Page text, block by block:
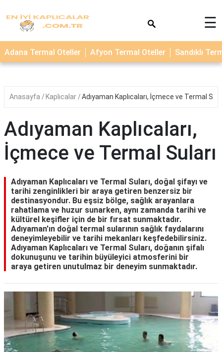
TERMAL
OTELLER
☰
Adana Termal Oteller Afyon Termal Oteller Sandıklı
Anasayfa Kaplıcalar Adıyaman Kaplıcaları, İçmece ve Termal
Adıyaman Kaplıcaları,
İçmece ve Termal Suları
Adıyaman Kaplıcaları ve Termal Suları, doğal şifayı ve
tarihi zenginlikleri bir araya getiren benzersiz bir
destinasyondur. Bu eşsiz bölge, sağlık arayanlara
rahatlama ve huzur sunarken, aynı zamanda tarihi ve
kültürel keşifler için de bir fırsat sunmaktadır.
Adıyaman'ın doğal termal sularının sağlık faydalarını
deneyimleyebilir ve tarihi mekanları keşfedebilirsiniz.
Adıyaman Kaplıcaları ve Termal Suları, doğanın şifalı
dokunuşunu ve tarihin büyüleyici atmosferini bir
araya getiren unutulmaz bir deneyim sunmaktadır.